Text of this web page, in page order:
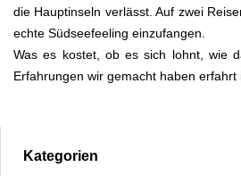
die Hauptinseln verlässt. Auf zwei
echte Südseefeeling einzufangen.
Was es kostet, ob es sich lohnt, wie
Erfahrungen wir gemacht haben erfahrt
Kategorien